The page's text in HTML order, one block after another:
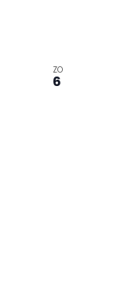
ZO
6